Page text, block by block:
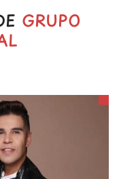
GRUPO